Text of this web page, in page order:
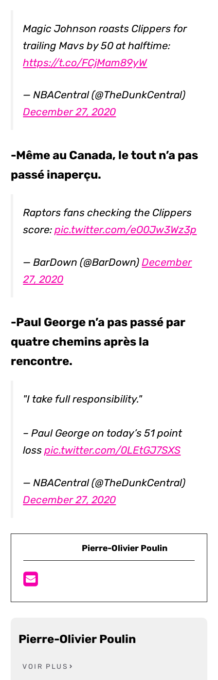
Magic Johnson roasts Clippers for
trailing Mavs by 50 at halftime:
https://t.co/FCjMam89yW
— NBACentral (@TheDunkCentral)
December 27, 2020
-Même au Canada, le tout n’a pas
passé inaperçu.
Raptors fans checking the Clippers
score:pic.twitter.com/eO0Jw3Wz3p
— BarDown (@BarDown)December
27, 2020
-Paul George n’a pas passé par
quatre chemins après la
rencontre.
"I take full responsibility."
– Paul George on today’s 51 point
losspic.twitter.com/0LEtGJ7SXS
— NBACentral (@TheDunkCentral)
December 27, 2020
Pierre-Olivier Poulin
Pierre-Olivier Poulin
VOIR PLUS